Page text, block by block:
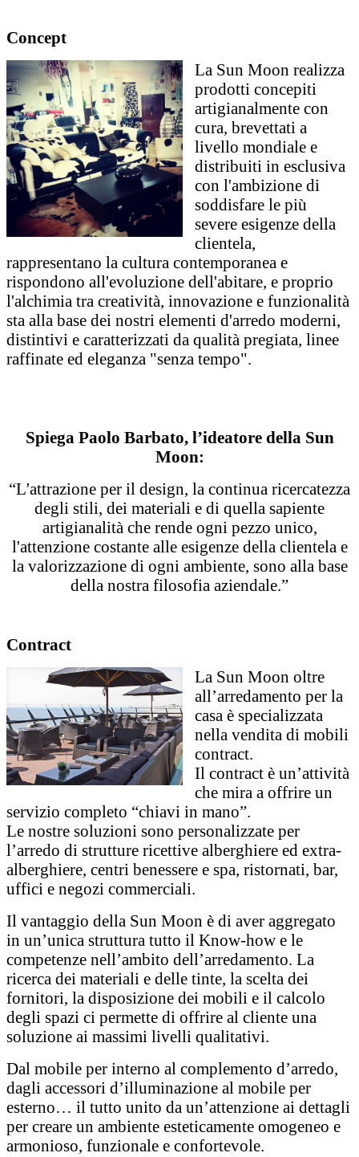
Concept
La Sun Moon realizza
prodotti concepiti
artigianalmente con
cura, brevettati a
livello mondiale e
distribuiti in esclusiva
con l'ambizione di
soddisfare le più
severe esigenze della
clientela,
rappresentano la cultura contemporanea e
rispondono all'evoluzione dell'abitare, e proprio
l'alchimia tra creatività, innovazione e funzionalità
sta alla base dei nostri elementi d'arredo moderni,
distintivi e caratterizzati da qualità pregiata, linee
raffinate ed eleganza "senza tempo".
Spiega Paolo Barbato, l’ideatore della Sun
Moon:
“L'attrazione per il design, la continua ricercatezza
degli stili, dei materiali e di quella sapiente
artigianalità che rende ogni pezzo unico,
l'attenzione costante alle esigenze della clientela e
la valorizzazione di ogni ambiente, sono alla base
della nostra filosofia aziendale.”
Contract
La Sun Moon oltre
all’arredamento per la
casa è specializzata
nella vendita di mobili
contract.
Il contract è un’attività
che mira a offrire un
servizio completo “chiavi in mano”.
Le nostre soluzioni sono personalizzate per
l’arredo di strutture ricettive alberghiere ed extra-
alberghiere, centri benessere e spa, ristornati, bar,
uffici e negozi commerciali.
Il vantaggio della Sun Moon è di aver aggregato
in un’unica struttura tutto il Know-how e le
competenze nell’ambito dell’arredamento. La
ricerca dei materiali e delle tinte, la scelta dei
fornitori, la disposizione dei mobili e il calcolo
degli spazi ci permette di offrire al cliente una
soluzione ai massimi livelli qualitativi.
Dal mobile per interno al complemento d’arredo,
dagli accessori d’illuminazione al mobile per
esterno… il tutto unito da un’attenzione ai dettagli
per creare un ambiente esteticamente omogeneo e
armonioso, funzionale e confortevole.